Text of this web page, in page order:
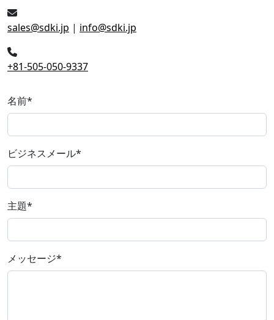
sales@sdki.jp | info@sdki.jp
+81-505-050-9337
名前*
ビジネスメール*
主題*
メッセージ*